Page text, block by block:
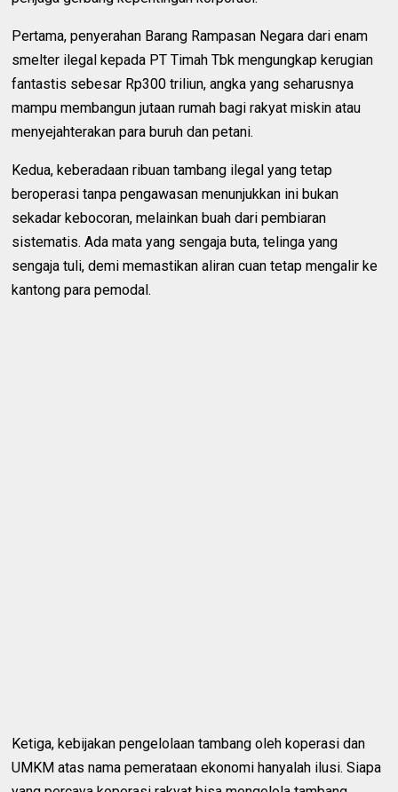
Pertama, penyerahan Barang Rampasan Negara dari enam
smelter ilegal kepada PT Timah Tbk mengungkap kerugian
fantastis sebesar Rp300 triliun, angka yang seharusnya
mampu membangun jutaan rumah bagi rakyat miskin atau
menyejahterakan para buruh dan petani.
Kedua, keberadaan ribuan tambang ilegal yang tetap
beroperasi tanpa pengawasan menunjukkan ini bukan
sekadar kebocoran, melainkan buah dari pembiaran
sistematis. Ada mata yang sengaja buta, telinga yang
sengaja tuli, demi memastikan aliran cuan tetap mengalir ke
kantong para pemodal.
Ketiga, kebijakan pengelolaan tambang oleh koperasi dan
UMKM atas nama pemerataan ekonomi hanyalah ilusi. Siapa